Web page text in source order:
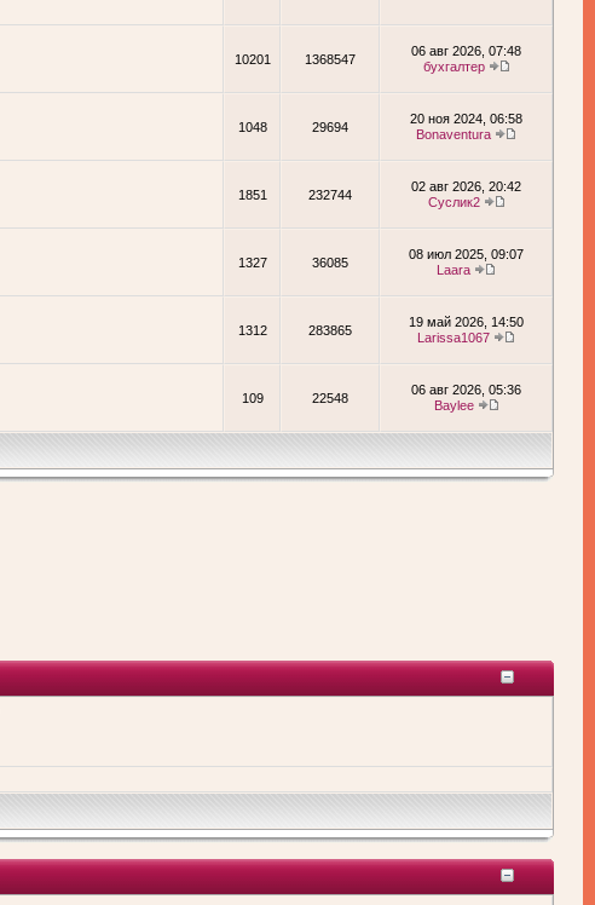
10201 1368547
06 авг 2026, 07:48
бухгалтер
1048 29694
20 ноя 2024, 06:58
Bonaventura
1851 232744
02 авг 2026, 20:42
Суслик2
1327 36085
08 июл 2025, 09:07
Laara
1312 283865
19 май 2026, 14:50
Larissa1067
109 22548
06 авг 2026, 05:36
Baylee